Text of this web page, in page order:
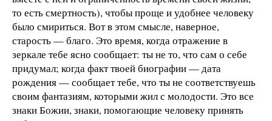
то есть смертность), чтобы проще и удобнее человеку
было смириться. Вот в этом смысле, наверное,
старость — благо. Это время, когда отражение в
зеркале тебе ясно сообщает: ты не то, что сам о себе
придумал; когда факт твоей биографии — дата
рождения — сообщает тебе, что ты не соответствуешь
своим фантазиям, которыми жил с молодости. Это все
знаки Божии, знаки, помогающие человеку принять